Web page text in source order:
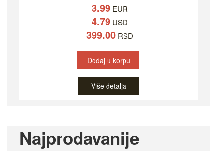
3.99 EUR
4.79 USD
399.00 RSD
Dodaj u korpu
Više detalja
Najprodavanije